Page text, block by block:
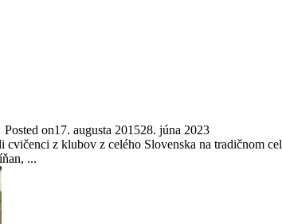
Posted on17. augusta 201528. júna 2023
cvičenci z klubov z celého Slovenska na tradičnom
...